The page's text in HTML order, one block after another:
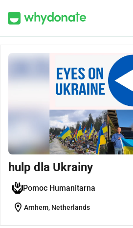
hulp dla Ukrainy
Pomoc Humanitarna
location_on Arnhem, Netherlands